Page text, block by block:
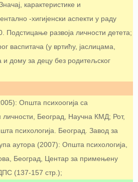
карактеристике и
-хигијенски аспекти у раду
Подстицање развоја личности детета;
васпитача (у вртићу, јаслицама,
и дому за децу без родитељског
Општа психоогија са
личности, Београд, Научна КМД; Рот,
психологија. Београд. Завод за
аутора (2007): Општа психологија,
Београд, Центар за примењену
(137-157 стр.);